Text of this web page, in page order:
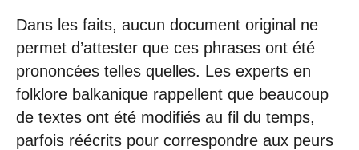
Dans les faits, aucun document original ne
permet d’attester que ces phrases ont été
prononcées telles quelles. Les experts en
folklore balkanique rappellent que beaucoup
de textes ont été modifiés au fil du temps,
parfois réécrits pour correspondre aux peurs